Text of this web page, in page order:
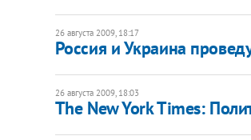
26 августа 2009, 18:17
Россия и Украина
26 августа 2009, 18:03
The New York Times: